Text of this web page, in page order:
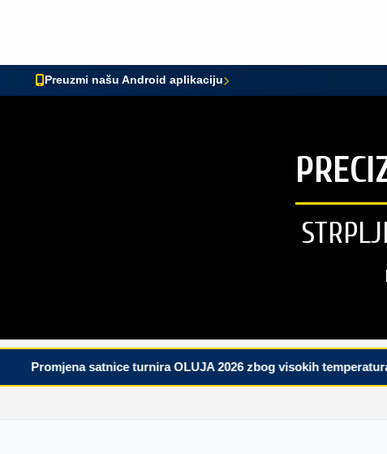
Preuzmi našu Android aplikaciju
Promjena satnice turnira OLUJA 2026 zbog visokih temperatura